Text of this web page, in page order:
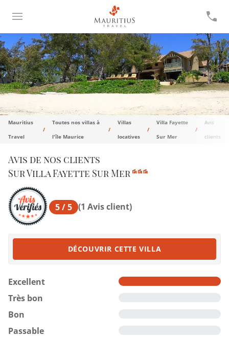
Mauritius
Travel
Toutes nos villas à
l'île Maurice
Villas
locatives
Villa Fayette
Sur Mer
Avis
clients
Avis de nos clients
Sur Villa Fayette Sur Mer
DÉCOUVRIR CETTE VILLA
5 / 5 (1 Avis client)
Excellent
Très bon
Bon
Passable